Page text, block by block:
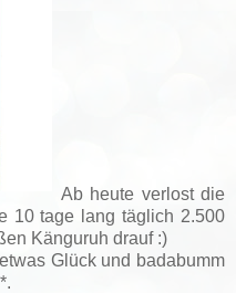
Ab heute verlost die
10 tage lang täglich 2.500
Känguruh drauf :)
Glück und badabumm